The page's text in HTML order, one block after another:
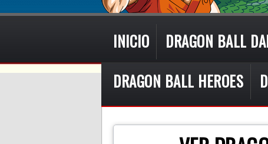
INICIO DRAGON BALL
DRAGON BALL HEROES